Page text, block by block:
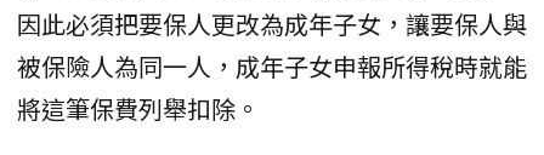
因此必須把要保人更改為成年子女，讓要保人與
被保險人為同一人，成年子女申報所得稅時就能
將這筆保費列舉扣除。